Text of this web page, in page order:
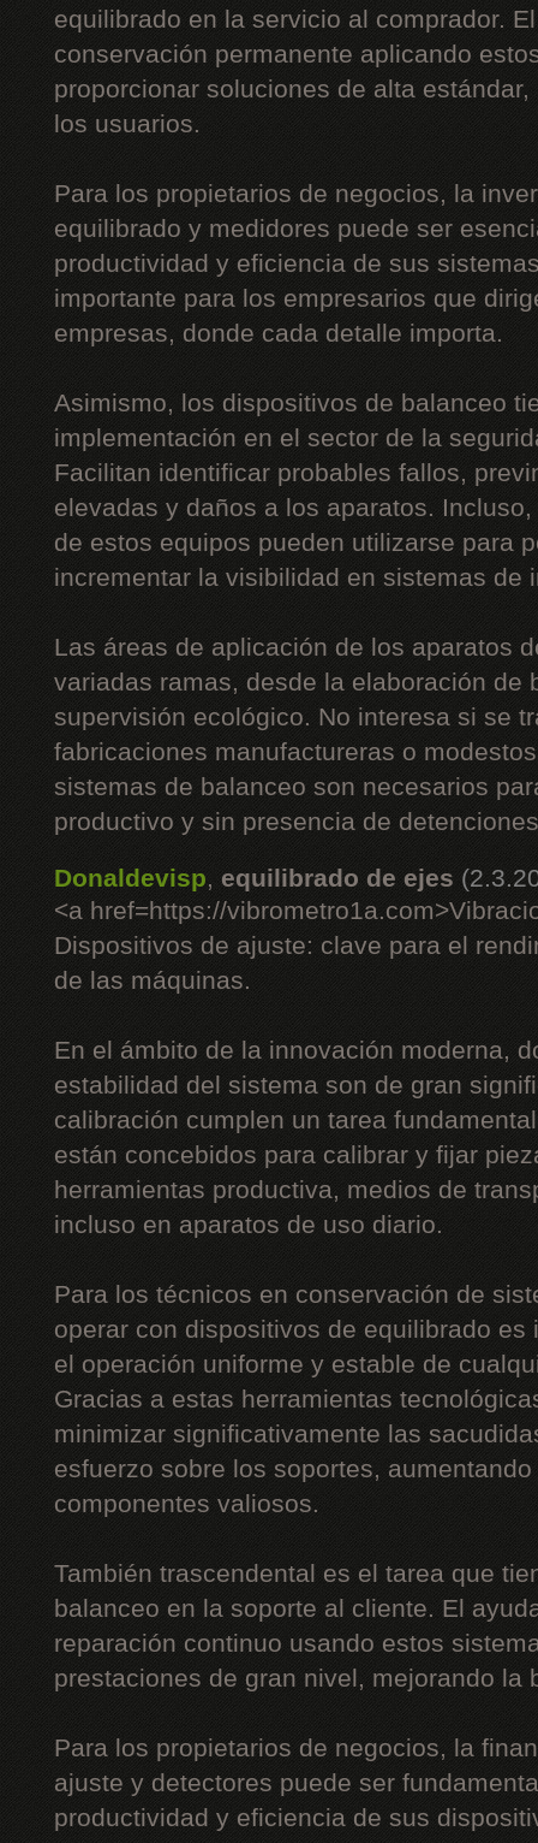
equilibrado en la servicio al comprador.
conservación permanente aplicando
proporcionar soluciones de alta
los usuarios.
Para los propietarios de negocios, la
equilibrado y medidores puede ser
productividad y eficiencia de sus
importante para los empresarios que
empresas, donde cada detalle importa.
Asimismo, los dispositivos de balanceo
implementación en el sector de la
Facilitan identificar probables fallos,
elevadas y daños a los aparatos.
de estos equipos pueden utilizarse para
incrementar la visibilidad en sistemas de
Las áreas de aplicación de los aparatos
variadas ramas, desde la elaboración de
supervisión ecológico. No interesa si se
fabricaciones manufactureras o
sistemas de balanceo son necesarios
productivo y sin presencia de
Donaldevisp, equilibrado de ejes
<a href=https://
Dispositivos de ajuste: clave para el
de las máquinas.
En el ámbito de la innovación moderna,
estabilidad del sistema son de gran
calibración cumplen un tarea
están concebidos para calibrar y fijar
herramientas productiva, medios de
incluso en aparatos de uso diario.
Para los técnicos en conservación de
operar con dispositivos de equilibrado es
el operación uniforme y estable de
Gracias a estas herramientas
minimizar significativamente las
esfuerzo sobre los soportes,
componentes valiosos.
También trascendental es el tarea que
balanceo en la soporte al cliente. El
reparación continuo usando estos
prestaciones de gran nivel, mejorando la
Para los propietarios de negocios, la
ajuste y detectores puede ser
productividad y eficiencia de sus